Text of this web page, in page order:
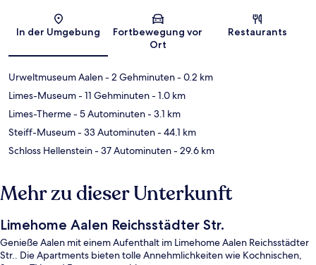
Karte
In der Umgebung
Fortbewegung vor
Ort
Restaurants
Urweltmuseum Aalen- 2 Gehminuten- 0.2 km
Limes-Museum- 11 Gehminuten- 1.0 km
Limes-Therme- 5 Autominuten- 3.1 km
Steiff-Museum- 33 Autominuten- 44.1 km
Schloss Hellenstein- 37 Autominuten- 29.6 km
Mehr zu dieser Unterkunft
Limehome Aalen Reichsstädter Str.
Genieße Aalen mit einem Aufenthalt im Limehome Aalen Reichsstädter
Str.. Die Apartments bieten tolle Annehmlichkeiten wie Kochnischen,